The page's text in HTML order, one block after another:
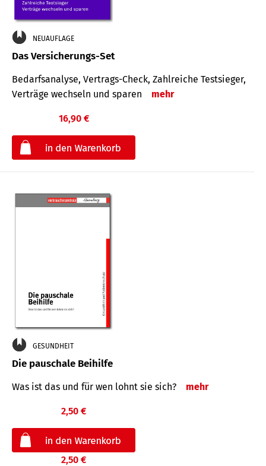
NEUAUFLAGE
Das Versicherungs-Set
Bedarfsanalyse, Vertrags-Check, Zahlreiche Testsieger,
Verträge wechseln und sparen
mehr
16,90 €
GESUNDHEIT
Die pauschale Beihilfe
Was ist das und für wen lohnt sie sich? mehr
2,50 €
2,50 €